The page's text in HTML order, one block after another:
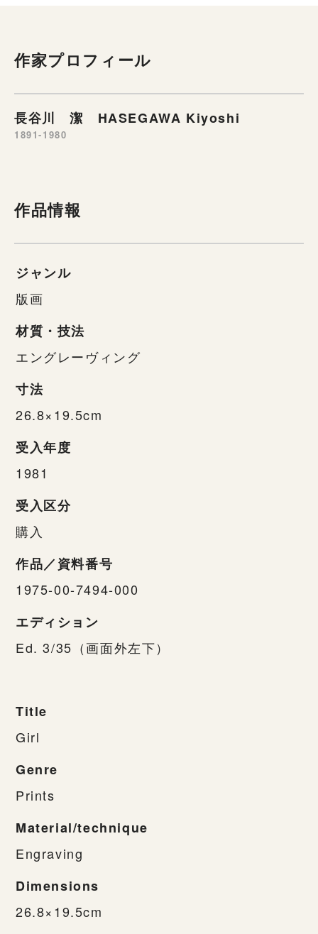
作家プロフィール
長谷川 潔 HASEGAWA Kiyoshi
1891-1980
作品情報
ジャンル
版画
材質・技法
エングレーヴィング
寸法
26.8×19.5cm
受入年度
1981
受入区分
購入
作品／資料番号
1975-00-7494-000
エディション
Ed. 3/35（画面外左下）
Title
Girl
Genre
Prints
Material/technique
Engraving
Dimensions
26.8×19.5cm